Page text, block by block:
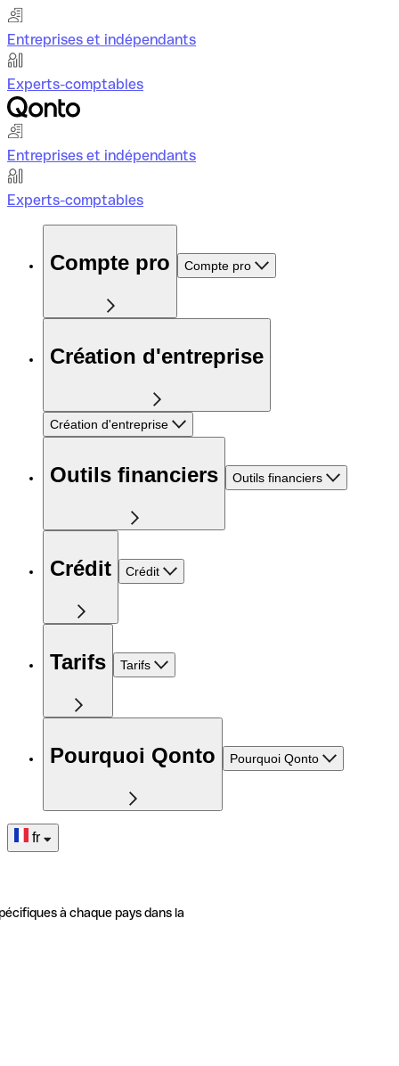
Entreprises et indépendants
Experts-comptables
Entreprises et indépendants
Experts-comptables
Compte pro Compte pro
Création d'entreprise
Création d'entreprise
Outils financiers Outils financiers
Crédit Crédit
Tarifs Tarifs
Pourquoi Qonto Pourquoi Qonto
fr
à chaque pays dans la